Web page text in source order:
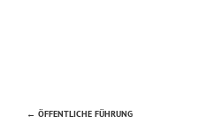
Beitragsnavigation
← ÖFFENTLICHE FÜHRUNG